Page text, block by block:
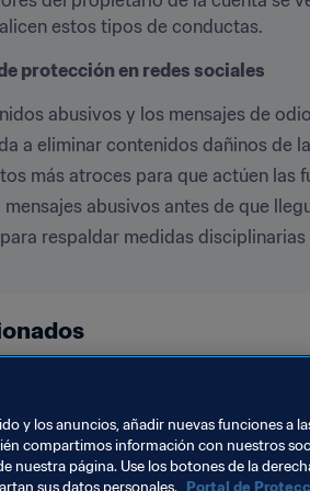
estos tipos de conductas.
protección en redes sociales
abusivos y los mensajes de
a eliminar contenidos dañinos de
más atroces para que actúen las
abusivos antes de que
respaldar medidas
y los anuncios, añadir nuevas funciones a
compartimos información con nuestros
nuestra página. Use los botones de la
sus datos personales. Portal de